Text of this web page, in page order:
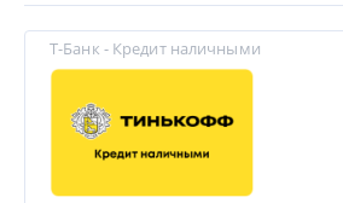
Т-Банк - Кредит наличными